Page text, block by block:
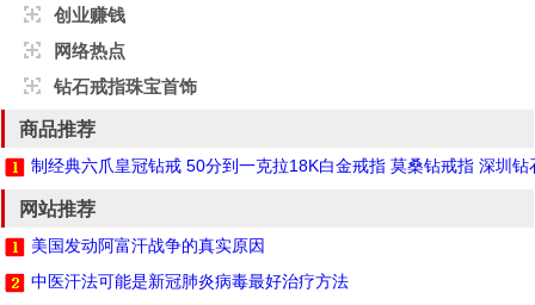
创业赚钱
网络热点
钻石戒指珠宝首饰
商品推荐
制经典六爪皇冠钻戒 50分到一克拉18K白金戒指 莫桑钻戒指 深圳钻
网站推荐
美国发动阿富汗战争的真实原因
中医汗法可能是新冠肺炎病毒最好治疗方法